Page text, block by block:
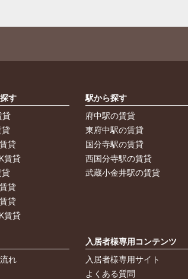
す
貸
貸
貸
賃貸
貸
貸
貸
賃貸
駅から探す
府中駅の賃貸
東府中駅の賃貸
国分寺駅の賃貸
西国分寺駅の賃貸
武蔵小金井駅の賃貸
れ
入居者様専用コンテンツ
入居者様専用サイト
よくある質問